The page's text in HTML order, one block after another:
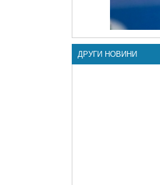
ДРУГИ НОВИНИ